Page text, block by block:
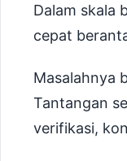
Dalam skala
cepat
Masalahnya
Tantangan
verifikasi,